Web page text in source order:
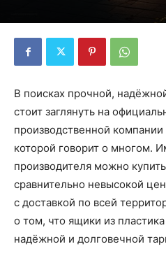
В поисках прочной,
стоит заглянуть на
производственной компании
которой говорит о многом.
производителя можно купить
сравнительно невысокой
с доставкой по всей
о том, что ящики из
надёжной и долговечной